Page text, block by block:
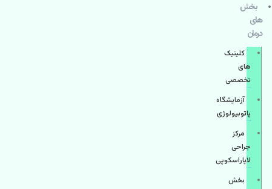
بخش
های
درمان
کلینیک
های
تخصصی
آزمایشگاه
پاتوبیولوژی
مرکز
جراحی
لاپاراسکوپی
بخش